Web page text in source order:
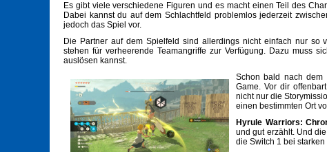
Es gibt viele verschiedene Figuren und es macht einen Teil des
Dabei kannst du auf dem Schlachtfeld problemlos jederzeit
jedoch das Spiel vor.
Die Partner auf dem Spielfeld sind allerdings nicht einfach nur
stehen für verheerende Teamangriffe zur Verfügung. Dazu muss
auslösen kannst.
Schon bald nach dem
Game. Vor dir
nicht nur die
einen bestimmten Ort
Hyrule Warriors:
und gut erzählt. Und
die Switch 1 bei